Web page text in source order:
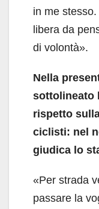
in me
libera da
di volontà».
Nella
sottolineato
rispetto
ciclisti: nel
giudica lo
«Per strada
passare la